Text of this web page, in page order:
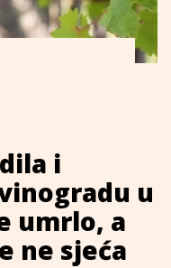
i
u
umrlo, a
ne sjeća